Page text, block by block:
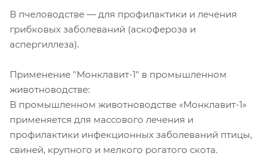
В пчеловодстве — для профилактики и лечения
грибковых заболеваний (аскофероза и
аспергиллеза).
Применение "Монклавит-1" в промышленном
животноводстве:
В промышленном животноводстве «Монклавит-1»
применяется для массового лечения и
профилактики инфекционных заболеваний птицы,
свиней, крупного и мелкого рогатого скота.